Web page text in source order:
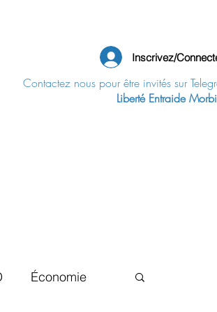
Inscrivez/
Contactez nous pour être invités sur
Liberté Entraide
Économie